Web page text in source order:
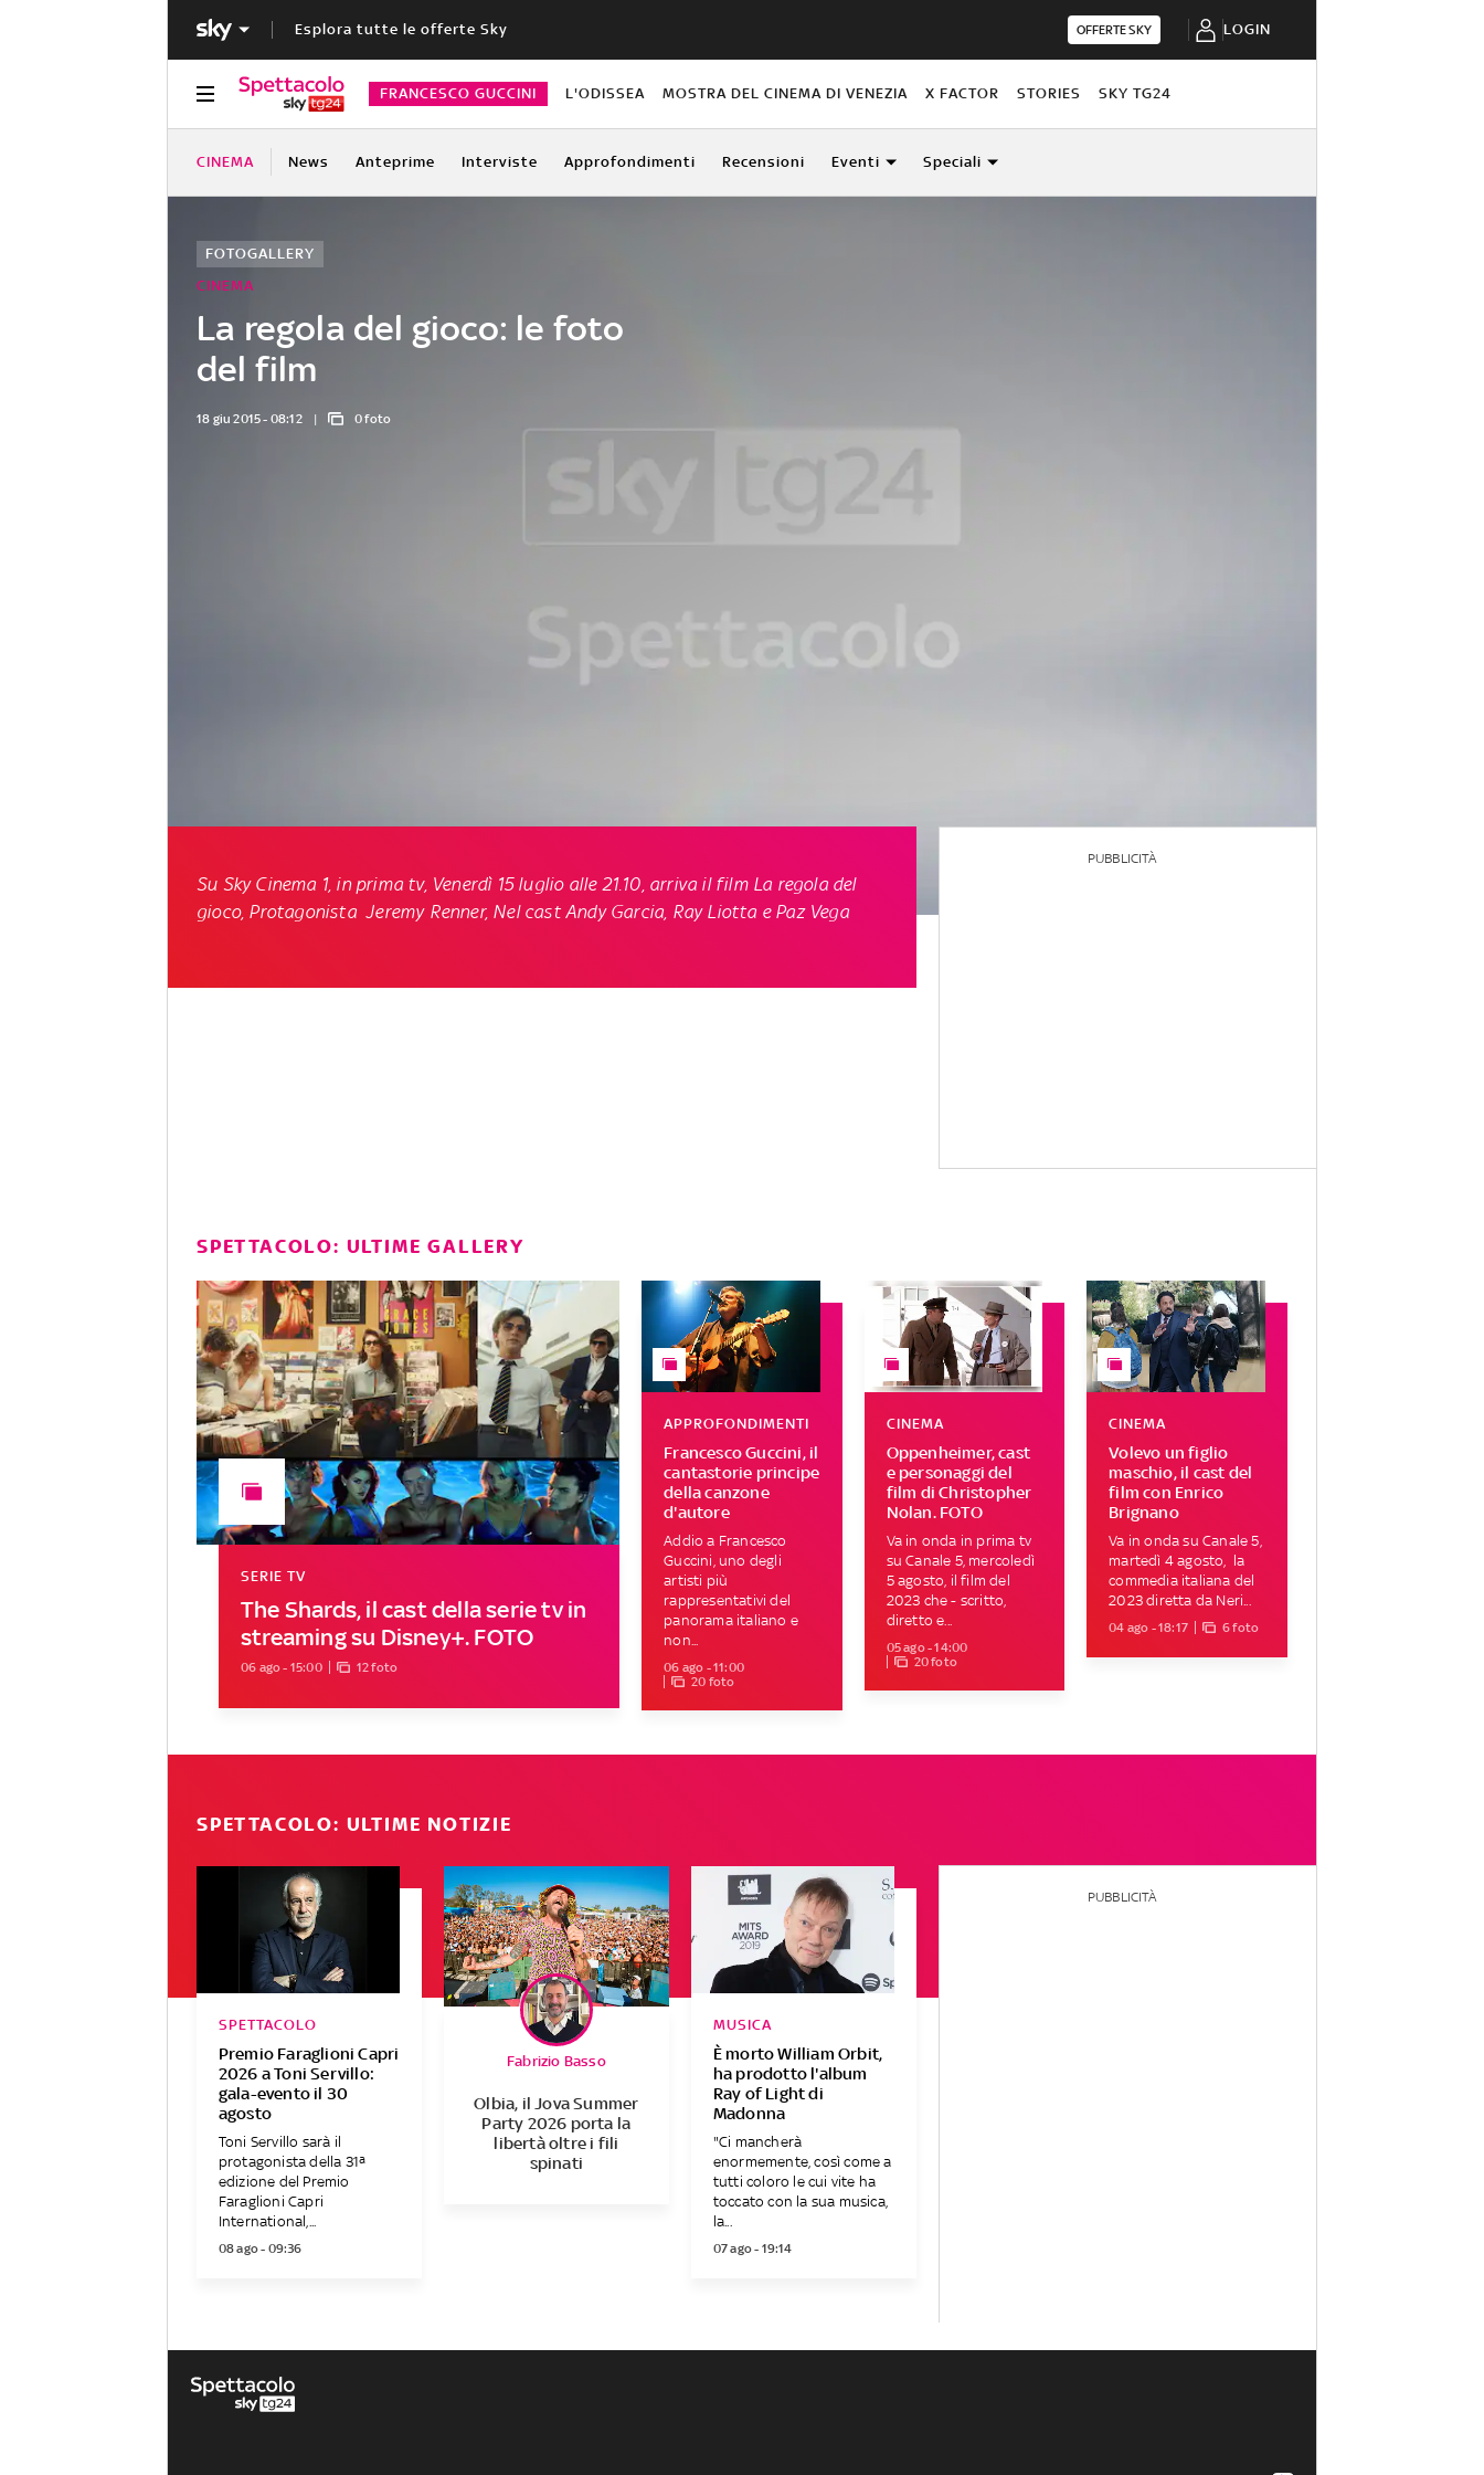
Esplora tutte le offerte Sky OFFERTE SKY LOGIN
FRANCESCO GUCCINI L'ODISSEA MOSTRA DEL CINEMA DI VENEZIA X FACTOR STORIES SKY TG24
CINEMA News Anteprime Interviste Approfondimenti Recensioni Eventi Speciali
La regola del gioco: le foto
del film
CINEMA
FOTOGALLERY
18 giu 2015 - 08:12 0 foto
Su Sky Cinema 1, in prima tv, Venerdì 15 luglio alle 21.10, arriva il film La regola del
gioco, Protagonista Jeremy Renner, Nel cast Andy Garcia, Ray Liotta e Paz Vega
PUBBLICITÀ
SPETTACOLO: ULTIME GALLERY
The Shards, il cast della serie tv in
streaming su Disney+. FOTO
SERIE TV
06 ago - 15:00 12 foto
Francesco Guccini, il
cantastorie principe
della canzone
d'autore
APPROFONDIMENTI
Addio a Francesco
Guccini, uno degli
artisti più
rappresentativi del
panorama italiano e
non...
06 ago - 11:00
20 foto
Oppenheimer, cast
e personaggi del
film di Christopher
Nolan. FOTO
CINEMA
Va in onda in prima tv
su Canale 5, mercoledì
5 agosto, il film del
2023 che - scritto,
diretto e...
05 ago - 14:00
20 foto
Volevo un figlio
maschio, il cast del
film con Enrico
Brignano
CINEMA
Va in onda su Canale 5,
martedì 4 agosto, la
commedia italiana del
2023 diretta da Neri...
04 ago - 18:17 6 foto
SPETTACOLO: ULTIME NOTIZIE
Premio Faraglioni Capri
2026 a Toni Servillo:
gala-evento il 30
agosto
SPETTACOLO
Toni Servillo sarà il
protagonista della 31ª
edizione del Premio
Faraglioni Capri
International,...
08 ago - 09:36
Olbia, il Jova Summer
Party 2026 porta la
libertà oltre i fili
spinati
Fabrizio Basso
È morto William Orbit,
ha prodotto l'album
Ray of Light di
Madonna
MUSICA
"Ci mancherà
enormemente, così come a
tutti coloro le cui vite ha
toccato con la sua musica,
la...
07 ago - 19:14
PUBBLICITÀ